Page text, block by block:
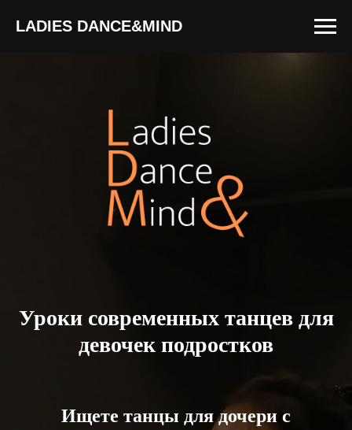
LADIES DANCE&MIND
Уроки современных танцев для
девочек подростков
Ищете танцы для дочери с